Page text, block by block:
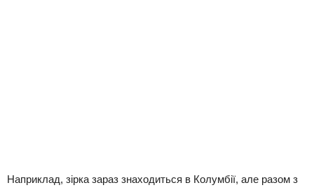
Наприклад, зірка зараз знаходиться в Колумбії, але разом з